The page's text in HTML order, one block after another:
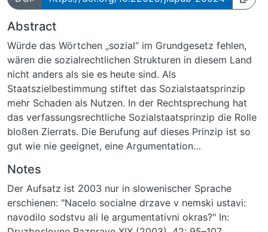
Abstract
Würde das Wörtchen „sozial“ im Grundgesetz fehlen,
wären die sozialrechtlichen Strukturen in diesem Land
nicht anders als sie es heute sind. Als
Staatszielbestimmung stiftet das Sozialstaatsprinzip
mehr Schaden als Nutzen. In der Rechtsprechung hat
das verfassungsrechtliche Sozialstaatsprinzip die Rolle
bloßen Zierrats. Die Berufung auf dieses Prinzip ist so
gut wie nie geeignet, eine Argumentation
Bezugnahme wäre.
Notes
Der Aufsatz ist 2003 nur in slowenischer Sprache
erschienen: "Nacelo socialne drzave v nemski ustavi:
navodilo sodstvu ali le argumentativni okras?" In: